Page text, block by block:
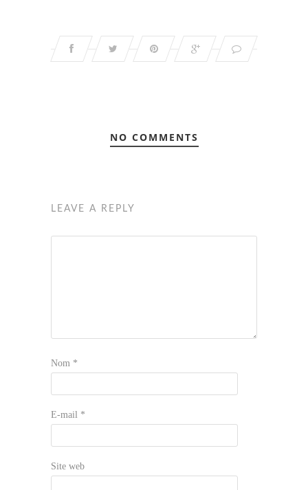
NO COMMENTS
LEAVE A REPLY
Nom *
E-mail *
Site web